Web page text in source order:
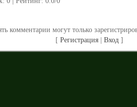
комментарии могут только
[Регистрация |Вход ]